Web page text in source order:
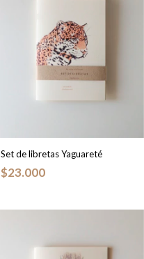
Set de libretas Yaguareté
$23.000